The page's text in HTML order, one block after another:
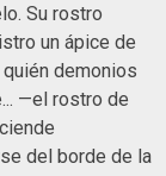
Su rostro
un ápice de
demonios
—el rostro de
del borde de la